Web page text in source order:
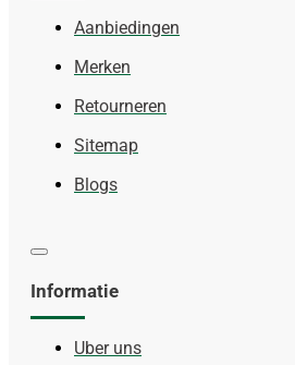
Aanbiedingen
Merken
Retourneren
Sitemap
Blogs
Informatie
Uber uns